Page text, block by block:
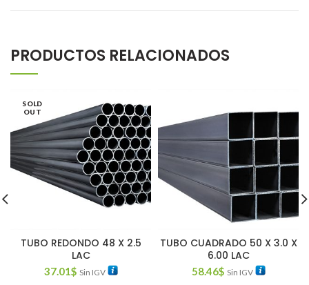
PRODUCTOS RELACIONADOS
SOLD
OUT
TUBO REDONDO 48 X 2.5
LAC
37.01$ Sin IGV
TUBO CUADRADO 50 X 3.0 X
6.00 LAC
58.46$ Sin IGV